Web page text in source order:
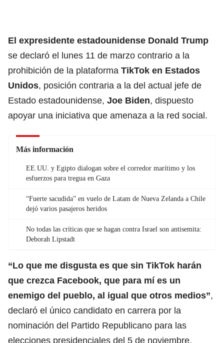
El expresidente estadounidense Donald Trump
se declaró el lunes 11 de marzo contrario a la
prohibición de la plataforma TikTok en Estados
Unidos, posición contraria a la del actual jefe de
Estado estadounidense, Joe Biden, dispuesto
apoyar una iniciativa que amenaza a la red social.
Más información
EE.UU. y Egipto dialogan sobre el corredor marítimo y los
esfuerzos para tregua en Gaza
“Fuerte sacudida” en vuelo de Latam de Nueva Zelanda a Chile
dejó varios pasajeros heridos
No todas las críticas que se hagan contra Israel son antisemita:
Deborah Lipstadt
“Lo que me disgusta es que sin TikTok harán
que crezca Facebook, que para mí es un
enemigo del pueblo, al igual que otros medios”,
declaró el único candidato en carrera por la
nominación del Partido Republicano para las
elecciones presidenciales del 5 de noviembre,